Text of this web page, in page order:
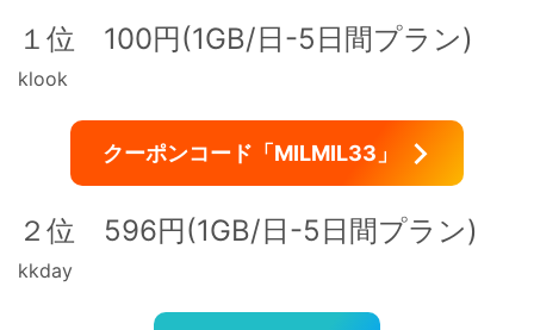
１位 100円(1GB/日-5日間プラン)
klook
クーポンコード「MILMIL33」
２位 596円(1GB/日-5日間プラン)
kkday